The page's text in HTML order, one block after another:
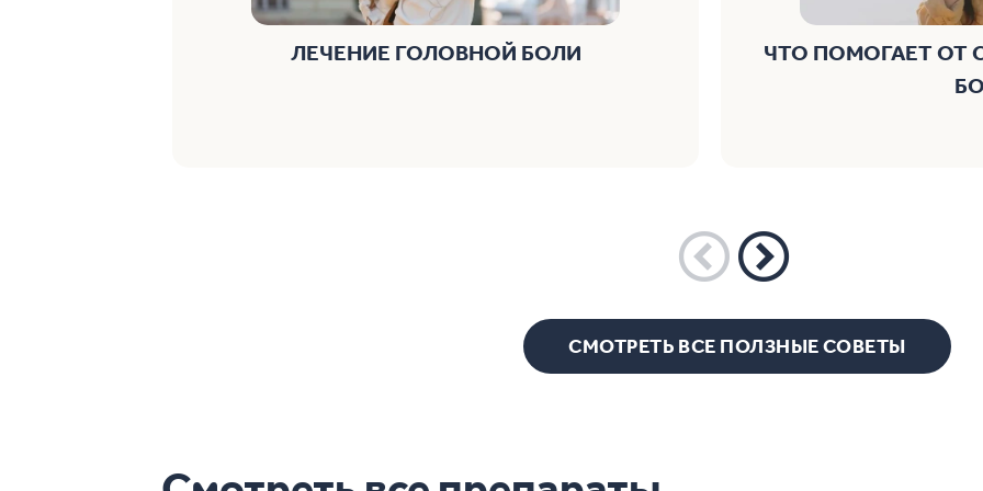
ЛЕЧЕНИЕ ГОЛОВНОЙ БОЛИ
ЧТО ПОМОГАЕТ ОТ
СМОТРЕТЬ ВСЕ ПОЛЗНЫЕ СОВЕТЫ